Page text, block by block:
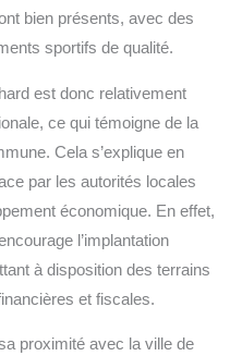
bien présents, avec des
sportifs de qualité.
est donc relativement
ce qui témoigne de la
Cela s’explique en
par les autorités locales
économique. En effet,
l’implantation
à disposition des terrains
et fiscales.
proximité avec la ville de